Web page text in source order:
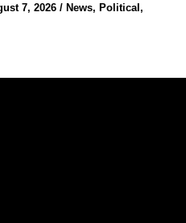
7, 2026/ News, Political,